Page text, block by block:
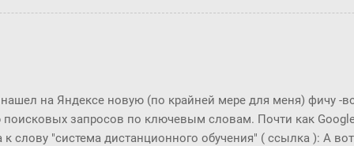
и ты сама в этом убедишься. Вот, слушай! Ты перестала
Бок перехватило дыхание, казалось, она вот-вот
пить коньяк по утрам? ― Да, да, конечно, ― убежденно
нашел на Яндексе новую (по крайней мере для меня) фичу -
поисковых запросов по ключевым словам. Почти как Google
к слову "система дистанционного обучения" ( ссылка ): А